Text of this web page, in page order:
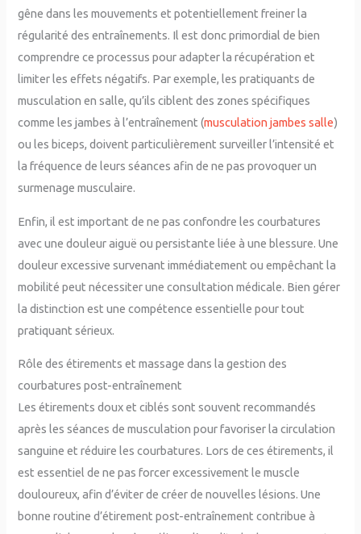
gêne dans les mouvements et potentiellement freiner la
régularité des entraînements. Il est donc primordial de bien
comprendre ce processus pour adapter la récupération et
limiter les effets négatifs. Par exemple, les pratiquants de
musculation en salle, qu’ils ciblent des zones spécifiques
comme les jambes à l’entraînement (musculation jambes salle)
ou les biceps, doivent particulièrement surveiller l’intensité et
la fréquence de leurs séances afin de ne pas provoquer un
surmenage musculaire.
Enfin, il est important de ne pas confondre les courbatures
avec une douleur aiguë ou persistante liée à une blessure. Une
douleur excessive survenant immédiatement ou empêchant la
mobilité peut nécessiter une consultation médicale. Bien gérer
la distinction est une compétence essentielle pour tout
pratiquant sérieux.
Rôle des étirements et massage dans la gestion des
courbatures post-entraînement
Les étirements doux et ciblés sont souvent recommandés
après les séances de musculation pour favoriser la circulation
sanguine et réduire les courbatures. Lors de ces étirements, il
est essentiel de ne pas forcer excessivement le muscle
douloureux, afin d’éviter de créer de nouvelles lésions. Une
bonne routine d’étirement post-entraînement contribue à